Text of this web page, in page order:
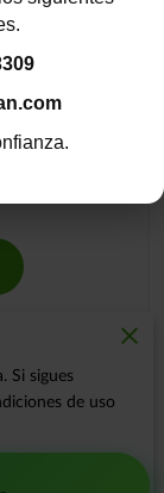
Si sigues
de uso